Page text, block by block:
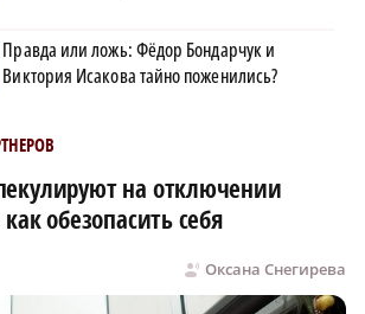
Правда или ложь: Фёдор Бондарчук и
Виктория Исакова тайно поженились?
на отключении
обезопасить себя
Оксана Снегирева